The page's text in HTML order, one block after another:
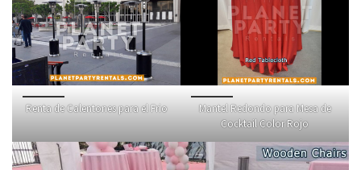
Renta de Calentones para el Frio
Mantel Redondo para Mesa de
Cocktail Color Rojo